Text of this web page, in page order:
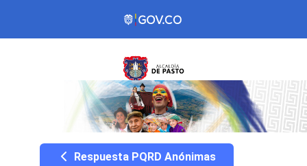
Respuesta PQRD Anónimas